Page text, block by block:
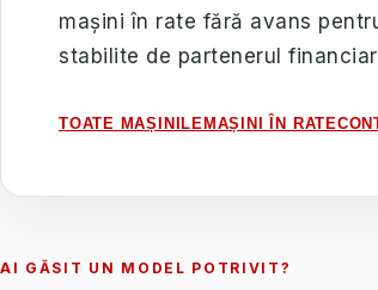
mașini în rate fără avans
stabilite de partenerul
TOATE MAȘINILEMAȘINI ÎN RATE
AI GĂSIT UN MODEL POTRIVIT?